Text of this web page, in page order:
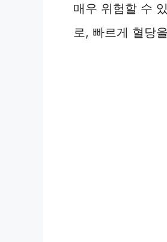
매우 위험할 수
로, 빠르게 혈당